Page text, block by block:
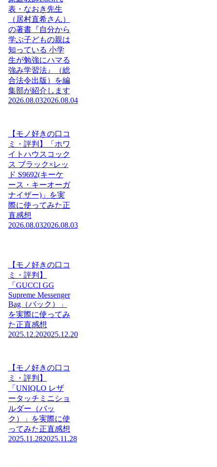
表・なおき先生
（居村直希さん）
の著書『自分から
学ぶ子どもの親は
知っている 小学
生が勉強にハマる
強み学習法』（総
合法令出版）を編
集部が紹介します
2026.08.032026.08.04
【モノ好きの口コ
ミ・評判】「ホワ
イトハウスコック
ス ブラック×レッ
ド S9692(キーケ
ース・キーオーガ
ナイザー)」を実
際に使ってみた正
直感想
2026.08.032026.08.03
【モノ好きの口コ
ミ・評判】
「GUCCI GG
Supreme Messenger
Bag（バック）」
を実際に使ってみ
た正直感想
2025.12.202025.12.20
【モノ好きの口コ
ミ・評判】
「UNIQLO レザ
ータッチミニショ
ルダー（バッ
ク）」を実際に使
ってみた正直感想
2025.11.282025.11.28